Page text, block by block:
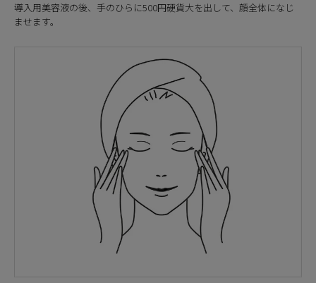
導入用美容液の後、手のひらに500円硬貨大を出して、顔全体になじ
ませます。